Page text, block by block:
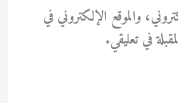
والموقع الإلكتروني في
في تعليقي.